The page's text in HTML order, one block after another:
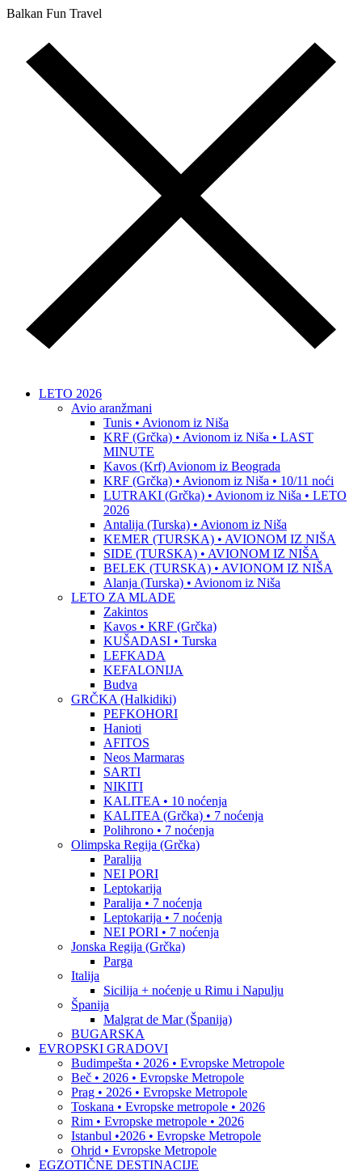
Balkan Fun Travel
LETO 2026
Avio aranžmani
Tunis • Avionom iz Niša
KRF (Grčka) • Avionom iz Niša • LAST
MINUTE
Kavos (Krf) Avionom iz Beograda
KRF (Grčka) • Avionom iz Niša • 10/11 noći
LUTRAKI (Grčka) • Avionom iz Niša • LETO
2026
Antalija (Turska) • Avionom iz Niša
KEMER (TURSKA) • AVIONOM IZ NIŠA
SIDE (TURSKA) • AVIONOM IZ NIŠA
BELEK (TURSKA) • AVIONOM IZ NIŠA
Alanja (Turska) • Avionom iz Niša
LETO ZA MLADE
Zakintos
Kavos • KRF (Grčka)
KUŠADASI • Turska
LEFKADA
KEFALONIJA
Budva
GRČKA (Halkidiki)
PEFKOHORI
Hanioti
AFITOS
Neos Marmaras
SARTI
NIKITI
KALITEA • 10 noćenja
KALITEA (Grčka) • 7 noćenja
Polihrono • 7 noćenja
Olimpska Regija (Grčka)
Paralija
NEI PORI
Leptokarija
Paralija • 7 noćenja
Leptokarija • 7 noćenja
NEI PORI • 7 noćenja
Jonska Regija (Grčka)
Parga
Italija
Sicilija + noćenje u Rimu i Napulju
Španija
Malgrat de Mar (Španija)
BUGARSKA
EVROPSKI GRADOVI
Budimpešta • 2026 • Evropske Metropole
Beč • 2026 • Evropske Metropole
Prag • 2026 • Evropske Metropole
Toskana • Evropske metropole • 2026
Rim • Evropske metropole • 2026
Istanbul •2026 • Evropske Metropole
Ohrid • Evropske Metropole
EGZOTIČNE DESTINACIJE